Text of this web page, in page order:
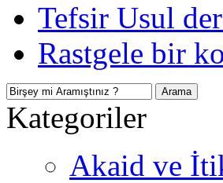
Tefsir Usul
Rastgele bir
Kategoriler
Akaid ve